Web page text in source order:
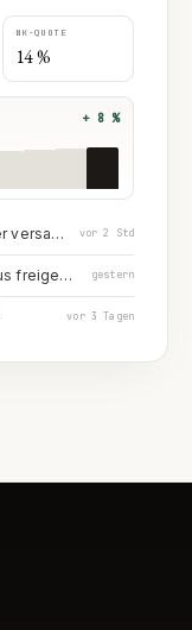
NK-QUOTE
14 %
+ 8 %
NK-Abrechnung 2025 an alle Mieter versandt vor 2 Std
Offerte Malerarbeiten Treppenhaus freigegeben gestern
vor 3 Tagen